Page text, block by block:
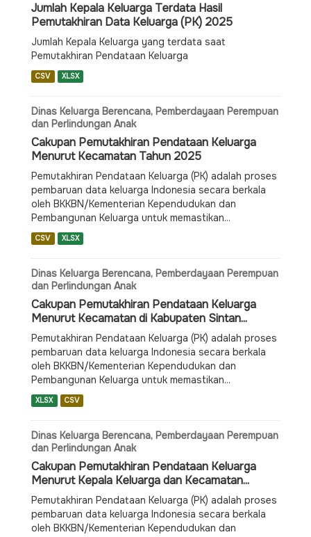
Jumlah Kepala Keluarga Terdata Hasil
Pemutakhiran Data Keluarga (PK) 2025
Jumlah Kepala Keluarga yang terdata saat
Pemutakhiran Pendataan Keluarga
CSV XLSX
Dinas Keluarga Berencana, Pemberdayaan Perempuan
dan Perlindungan Anak
Cakupan Pemutakhiran Pendataan Keluarga
Menurut Kecamatan Tahun 2025
Pemutakhiran Pendataan Keluarga (PK) adalah proses
pembaruan data keluarga Indonesia secara berkala
oleh BKKBN/Kementerian Kependudukan dan
Pembangunan Keluarga untuk memastikan...
CSV XLSX
Dinas Keluarga Berencana, Pemberdayaan Perempuan
dan Perlindungan Anak
Cakupan Pemutakhiran Pendataan Keluarga
Menurut Kecamatan di Kabupaten Sintan...
Pemutakhiran Pendataan Keluarga (PK) adalah proses
pembaruan data keluarga Indonesia secara berkala
oleh BKKBN/Kementerian Kependudukan dan
Pembangunan Keluarga untuk memastikan...
XLSX CSV
Dinas Keluarga Berencana, Pemberdayaan Perempuan
dan Perlindungan Anak
Cakupan Pemutakhiran Pendataan Keluarga
Menurut Kepala Keluarga dan Kecamatan...
Pemutakhiran Pendataan Keluarga (PK) adalah proses
pembaruan data keluarga Indonesia secara berkala
oleh BKKBN/Kementerian Kependudukan dan